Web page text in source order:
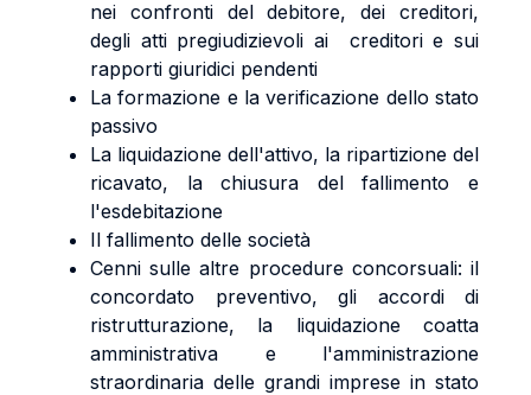
nei confronti del debitore, dei creditori,
degli atti pregiudizievoli ai creditori e sui
rapporti giuridici pendenti
La formazione e la verificazione dello stato
passivo
La liquidazione dell'attivo, la ripartizione del
ricavato, la chiusura del fallimento e
l'esdebitazione
Il fallimento delle società
Cenni sulle altre procedure concorsuali: il
concordato preventivo, gli accordi di
ristrutturazione, la liquidazione coatta
amministrativa e l'amministrazione
straordinaria delle grandi imprese in stato